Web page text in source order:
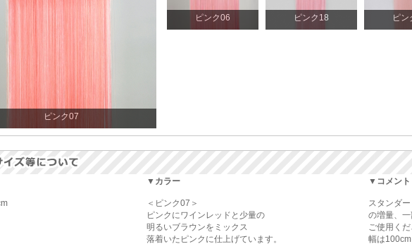
ピンク07
ピンク06 ピンク18 ピン
▼カラー
＜ピンク07＞
ピンクにワインレッドと少量の
明るいブラウンをミックス
落着いたピンクに仕上げています。
▼コメント
スタンダ
の増量、
ご使用く
幅は